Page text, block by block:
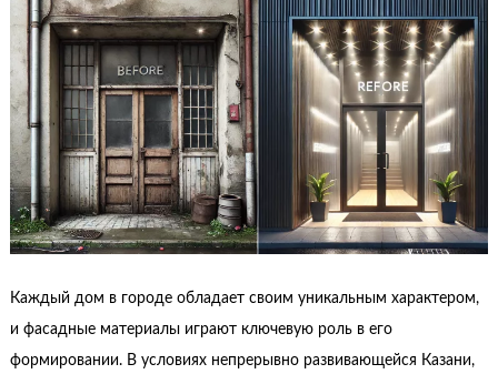
Каждый дом в городе обладает своим уникальным характером,
и фасадные материалы играют ключевую роль в его
формировании. В условиях непрерывно развивающейся Казани,